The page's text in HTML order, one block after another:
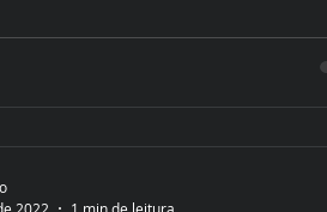
2022
1 min de leitura